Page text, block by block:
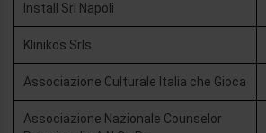
Install Srl Napoli
Klinikos Srls
Associazione Culturale Italia che Gioca
Associazione Nazionale Counselor